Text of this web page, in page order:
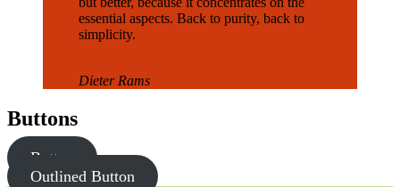
essential aspects. Back to purity, back to
simplicity.
Dieter Rams
Buttons
Button
Outlined Button